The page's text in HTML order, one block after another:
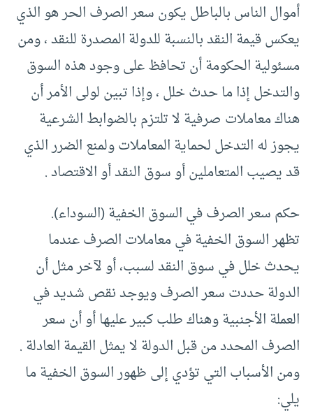
أموال الناس بالباطل يكون سعر الصرف الحر هو الذي
يعكس قيمة النقد بالنسبة للدولة المصدرة للنقد ، ومن
مسئولية الحكومة أن تحافظ على وجود هذه السوق
والتدخل إذا ما حدث خلل ، وإذا تبين لولى الأمر أن
هناك معاملات صرفية لا تلتزم بالضوابط الشرعية
يجوز له التدخل لحماية المعاملات ولمنع الضرر الذي
قد يصيب المتعاملين أو سوق النقد أو الاقتصاد .
حكم سعر الصرف في السوق الخفية (السوداء).
تظهر السوق الخفية في معاملات الصرف عندما
يحدث خلل في سوق النقد لسبب، أو لآخر مثل أن
الدولة حددت سعر الصرف ويوجد نقص شديد في
العملة الأجنبية وهناك طلب كبير عليها أو أن سعر
الصرف المحدد من قبل الدولة لا يمثل القيمة العادلة .
ومن الأسباب التي تؤدي إلى ظهور السوق الخفية ما
يلي: